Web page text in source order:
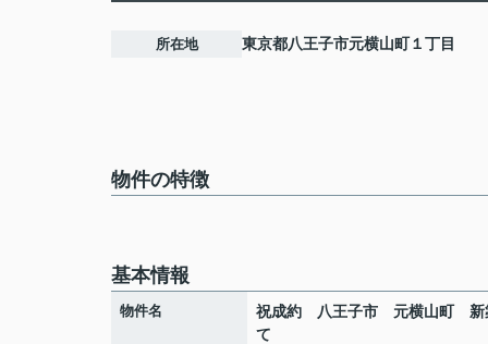
所在地 東京都八王子市元横山町 １丁目
物件の特徴
基本情報
物件名
祝成約 八王子市 元横山町 新
て